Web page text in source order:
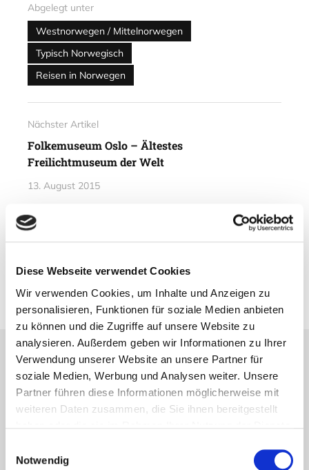
Diese Webseite verwendet Cookies
Wir verwenden Cookies, um Inhalte und Anzeigen zu
personalisieren, Funktionen für soziale Medien anbieten
zu können und die Zugriffe auf unsere Website zu
analysieren. Außerdem geben wir Informationen zu Ihrer
Verwendung unserer Website an unsere Partner für
soziale Medien, Werbung und Analysen weiter. Unsere
Partner führen diese Informationen möglicherweise mit
weiteren Daten zusammen, die Sie ihnen bereitgestellt
Notwendig
Abgelegt unter
Westnorwegen / Mittelnorwegen
Typisch Norwegisch
Reisen in Norwegen
Nächster Artikel
Folkemuseum Oslo – Ältestes
Freilichtmuseum der Welt
13. August 2015
Vorheriger Artikel
08. August 2015
Lesetipps
UNSERE EMPFEHLUNGEN